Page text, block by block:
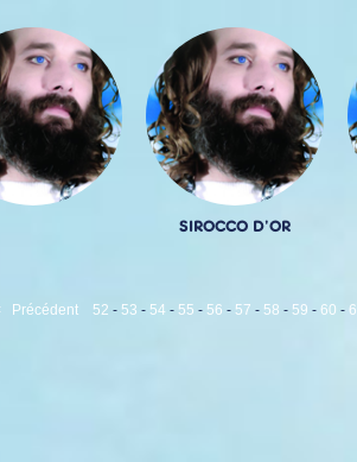
SIROCCO D'OR
Précédent 52 - 53 - 54 - 55 - 56 - 57 - 58 - 59 - 60 -